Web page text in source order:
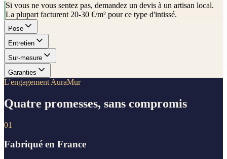
Si vous ne vous sentez pas, demandez un devis à un artisan local.
La plupart facturent 20-30 €/m² pour ce type d'intissé.
Pose
Entretien
Sur-mesure
Garanties
L'engagement AuraMur
Quatre promesses, sans compromis
01
Fabriqué en France